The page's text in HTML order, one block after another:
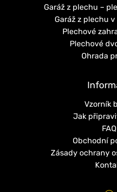
Garáž z plechu –
Garáž z plechu
Plechové
Plechové
Ohrada
Vzorník
Jak
FAQ
Obchodní
Zásady ochrany